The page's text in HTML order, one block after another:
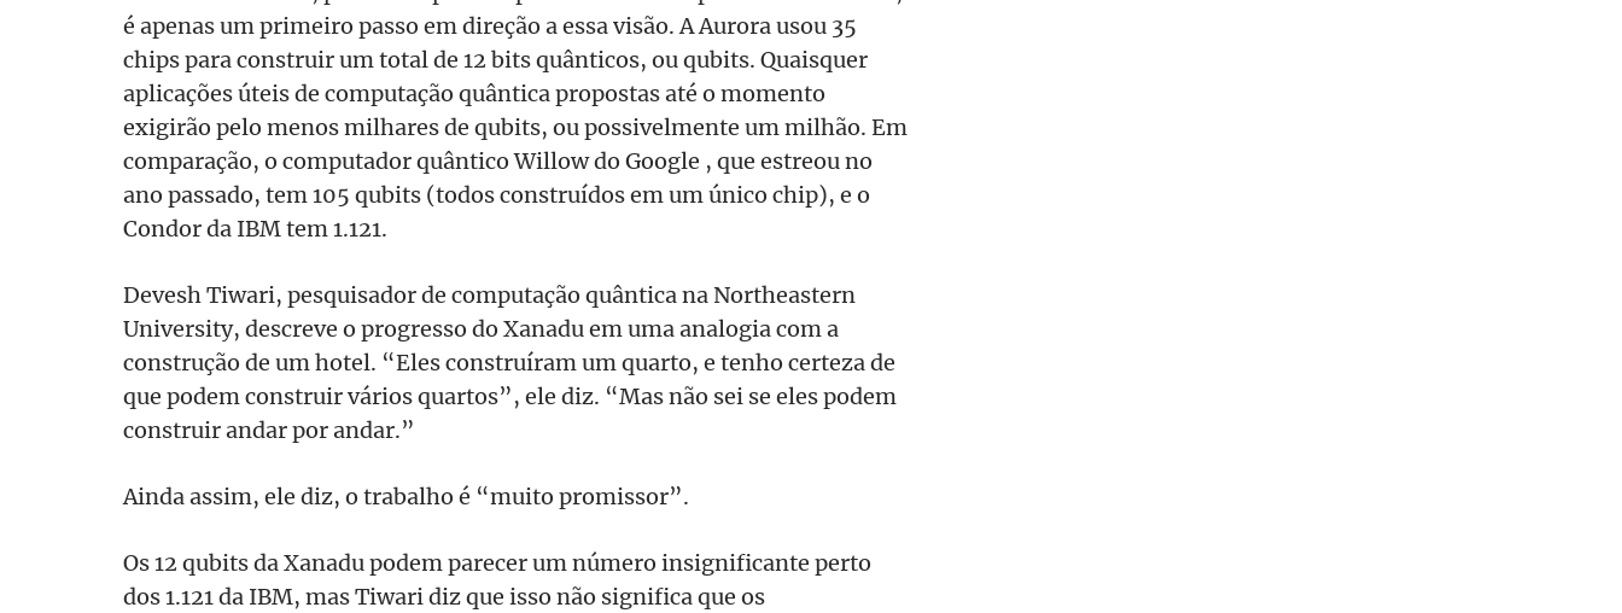
é apenas um primeiro passo em direção a essa visão. A Aurora usou 35
chips para construir um total de 12 bits quânticos, ou qubits. Quaisquer
aplicações úteis de computação quântica propostas até o momento
exigirão pelo menos milhares de qubits, ou possivelmente um milhão. Em
comparação, o computador quântico Willow do Google , que estreou no
ano passado, tem 105 qubits (todos construídos em um único chip), e o
Condor da IBM tem 1.121.
Devesh Tiwari, pesquisador de computação quântica na Northeastern
University, descreve o progresso do Xanadu em uma analogia com a
construção de um hotel. “Eles construíram um quarto, e tenho certeza de
que podem construir vários quartos”, ele diz. “Mas não sei se eles podem
construir andar por andar.”
Ainda assim, ele diz, o trabalho é “muito promissor”.
Os 12 qubits da Xanadu podem parecer um número insignificante perto
dos 1.121 da IBM, mas Tiwari diz que isso não significa que os